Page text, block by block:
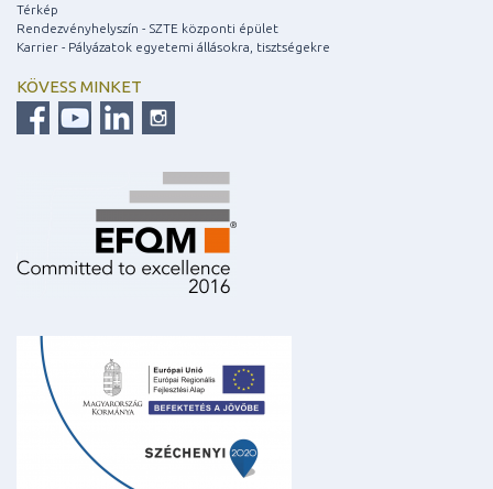
Térkép
Rendezvényhelyszín - SZTE központi épület
Karrier - Pályázatok egyetemi állásokra, tisztségekre
KÖVESS MINKET